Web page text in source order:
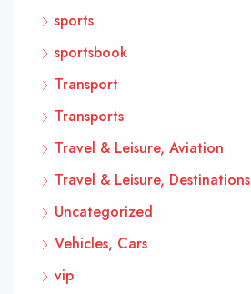
sports
sportsbook
Transport
Transports
Travel & Leisure, Aviation
Travel & Leisure, Destinations
Uncategorized
Vehicles, Cars
vip